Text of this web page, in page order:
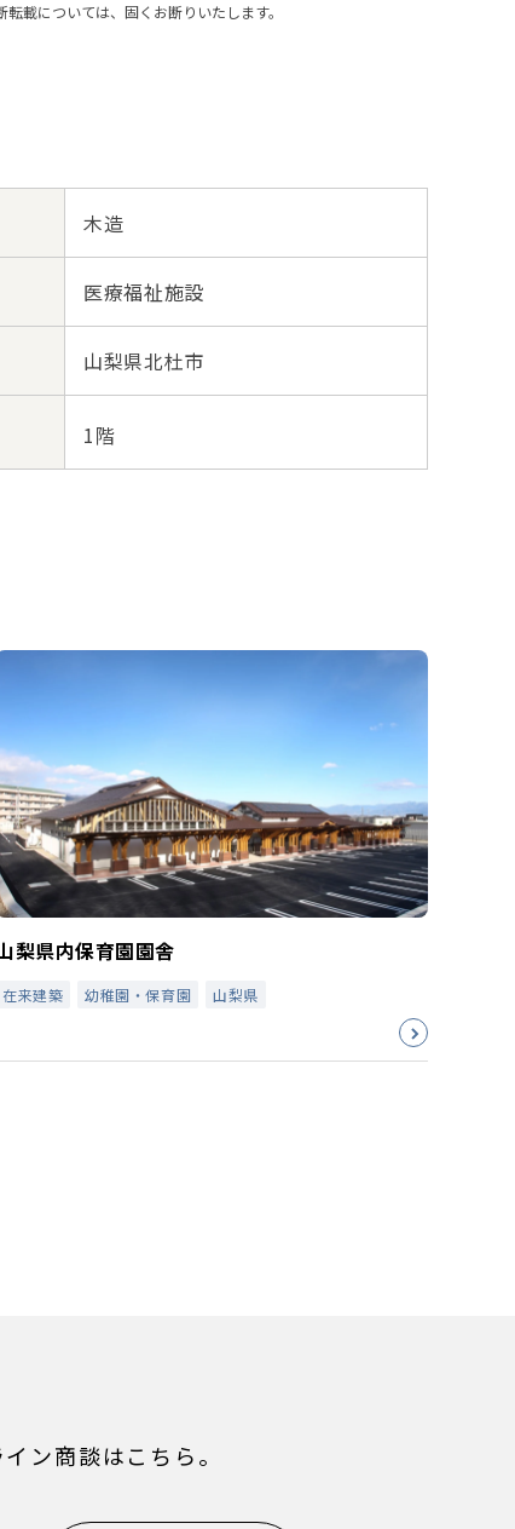
載については、固くお断りいたします。
木造
医療福祉施設
山梨県北杜市
1階
梨県内保育園園舎
在来建築 幼稚園・保育園 山梨県
ン商談はこちら。